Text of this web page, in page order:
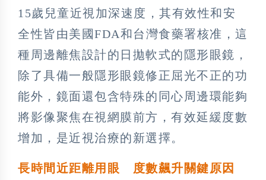
15歲兒童近視加深速度，其有效性和安
全性皆由美國FDA和台灣食藥署核准，這
種周邊離焦設計的日拋軟式的隱形眼鏡，
除了具備一般隱形眼鏡修正屈光不正的功
能外，鏡面還包含特殊的同心周邊環能夠
將影像聚焦在視網膜前方，有效延緩度數
增加，是近視治療的新選擇。
長時間近距離用眼 度數飆升關鍵原因